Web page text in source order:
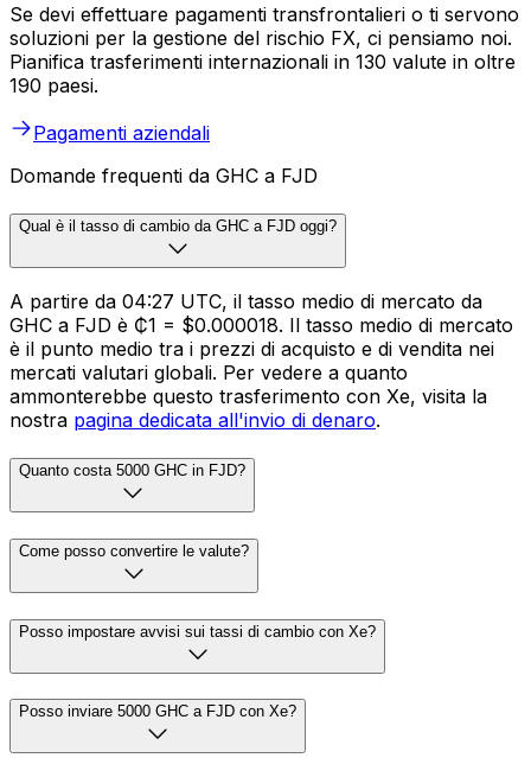
Se devi effettuare pagamenti transfrontalieri o ti servono
soluzioni per la gestione del rischio FX, ci pensiamo noi.
Pianifica trasferimenti internazionali in 130 valute in oltre
190 paesi.
Pagamenti aziendali
Domande frequenti da GHC a FJD
Qual è il tasso di cambio da GHC a FJD oggi?
A partire da 04:27 UTC, il tasso medio di mercato da
GHC a FJD è ₵1 = $0.000018. Il tasso medio di mercato
è il punto medio tra i prezzi di acquisto e di vendita nei
mercati valutari globali. Per vedere a quanto
ammonterebbe questo trasferimento con Xe, visita la
nostra pagina dedicata all'invio di denaro.
Quanto costa 5000 GHC in FJD?
Come posso convertire le valute?
Posso impostare avvisi sui tassi di cambio con Xe?
Posso inviare 5000 GHC a FJD con Xe?